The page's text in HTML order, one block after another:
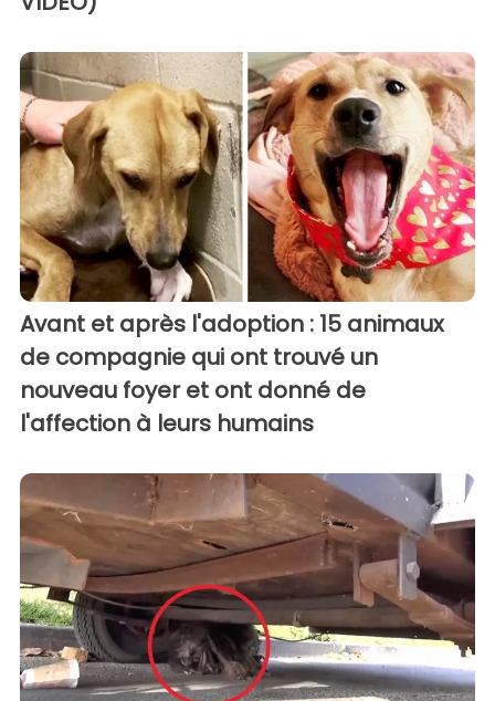
Avant et après l'adoption : 15 animaux
de compagnie qui ont trouvé un
nouveau foyer et ont donné de
l'affection à leurs humains